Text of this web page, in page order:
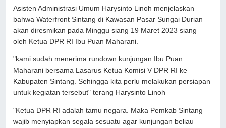
Asisten Administrasi Umum Harysinto Linoh menjelaskan
bahwa Waterfront Sintang di Kawasan Pasar Sungai Durian
akan diresmikan pada Minggu siang 19 Maret 2023 siang
oleh Ketua DPR RI Ibu Puan Maharani.
"kami sudah menerima rundown kunjungan Ibu Puan
Maharani bersama Lasarus Ketua Komisi V DPR RI ke
Kabupaten Sintang. Sehingga kita perlu melakukan persiapan
untuk kegiatan tersebut" terang Harysinto Linoh
"Ketua DPR RI adalah tamu negara. Maka Pemkab Sintang
wajib menyiapkan segala sesuatu agar kunjungan beliau